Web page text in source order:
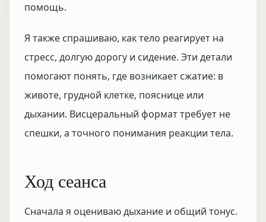
помощь.
Я также спрашиваю, как тело реагирует на
стресс, долгую дорогу и сидение. Эти детали
помогают понять, где возникает сжатие: в
животе, грудной клетке, пояснице или
дыхании. Висцеральный формат требует не
спешки, а точного понимания реакции тела.
Ход сеанса
Сначала я оцениваю дыхание и общий тонус.